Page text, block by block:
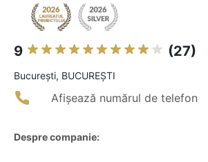
9 (27)
Bucureşti, BUCUREŞTI
Afișează numărul de telefon
Despre companie: